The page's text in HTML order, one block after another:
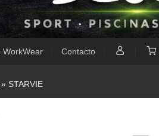
WorkWear Contacto
» STARVIE